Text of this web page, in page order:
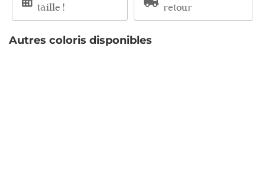
taille !
retour
Autres coloris disponibles